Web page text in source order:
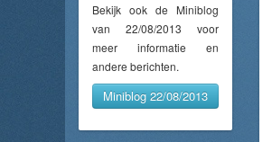
Bekijk ook de Miniblog
van 22/08/2013 voor
meer informatie en
andere berichten.
Miniblog 22/08/2013